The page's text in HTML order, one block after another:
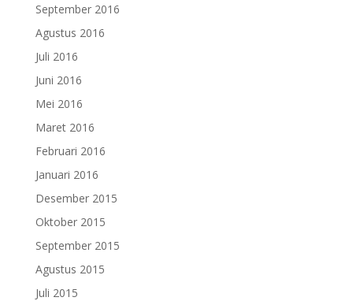
September 2016
Agustus 2016
Juli 2016
Juni 2016
Mei 2016
Maret 2016
Februari 2016
Januari 2016
Desember 2015
Oktober 2015
September 2015
Agustus 2015
Juli 2015